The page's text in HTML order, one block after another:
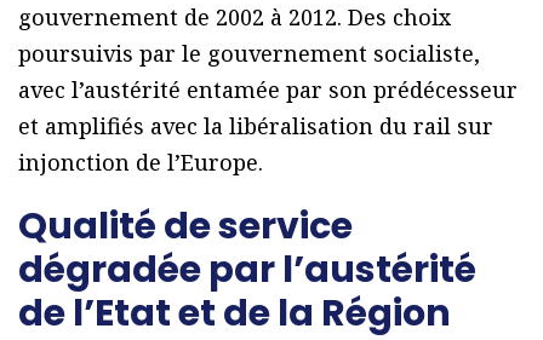
gouvernement de 2002 à 2012. Des choix
poursuivis par le gouvernement socialiste,
avec l’austérité entamée par son prédécesseur
et amplifiés avec la libéralisation du rail sur
injonction de l’Europe.
Qualité de service
dégradée par l’austérité
de l’Etat et de la Région